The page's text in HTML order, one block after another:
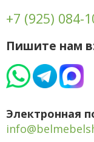
+7 (925) 084-
Пишите нам
Электронная